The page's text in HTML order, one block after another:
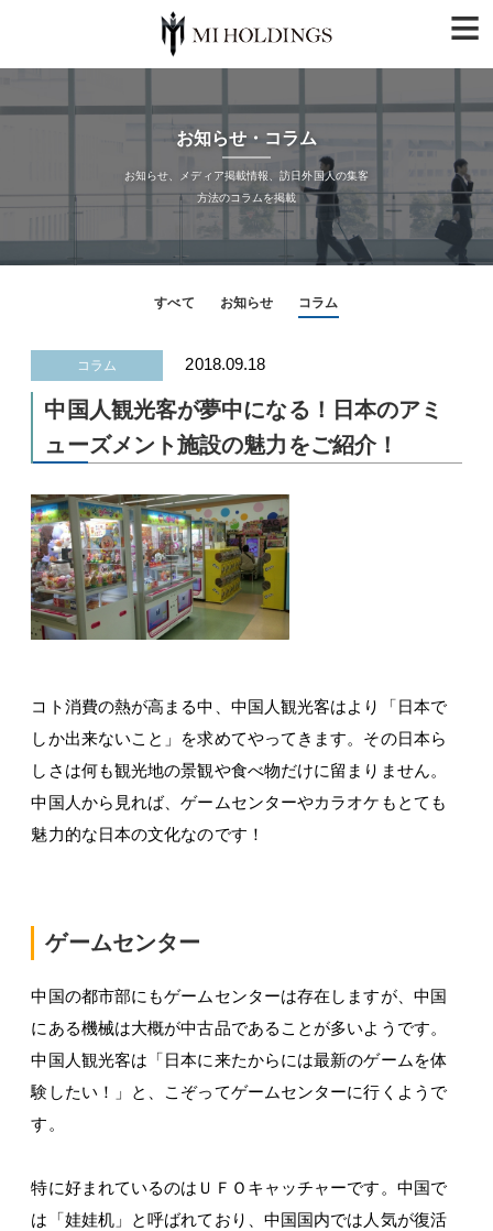
≡
お知らせ・コラム
お知らせ、メディア掲載情報、訪日外国人の集客
方法のコラムを掲載
すべて お知らせ コラム
コラム 2018.09.18
中国人観光客が夢中になる！日本のアミ
ューズメント施設の魅力をご紹介！
コト消費の熱が高まる中、中国人観光客はより「日本で
しか出来ないこと」を求めてやってきます。その日本ら
しさは何も観光地の景観や食べ物だけに留まりません。
中国人から見れば、ゲームセンターやカラオケもとても
魅力的な日本の文化なのです！
ゲームセンター
中国の都市部にもゲームセンターは存在しますが、中国
にある機械は大概が中古品であることが多いようです。
中国人観光客は「日本に来たからには最新のゲームを体
験したい！」と、こぞってゲームセンターに行くようで
す。
特に好まれているのはＵＦＯキャッチャーです。中国で
は「娃娃机」と呼ばれており、中国国内では人気が復活